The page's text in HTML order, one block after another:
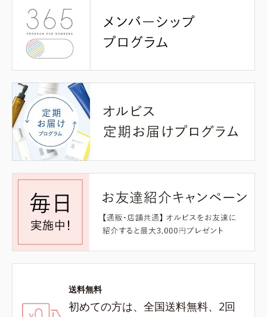
送料無料
初めての方は、全国送料無料、2回